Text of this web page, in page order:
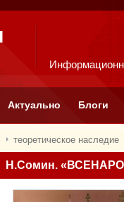
Актуально Блоги
теоретическое наследие
Н.Сомин.